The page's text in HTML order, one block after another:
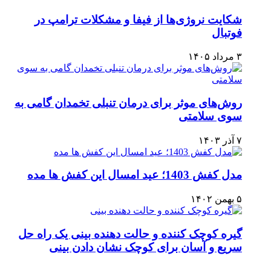
شکایت نروژی‌ها از فیفا و مشکلات ترامپ در
فوتبال
۳ مرداد ۱۴۰۵
روش‌های موثر برای درمان تنبلی تخمدان گامی به
سوی سلامتی
۷ آذر ۱۴۰۳
مدل کفش 1403؛ عید امسال این کفش ها مده
۵ بهمن ۱۴۰۲
گیره کوچک کننده و حالت دهنده بینی یک راه حل
سریع و آسان برای کوچک نشان دادن بینی